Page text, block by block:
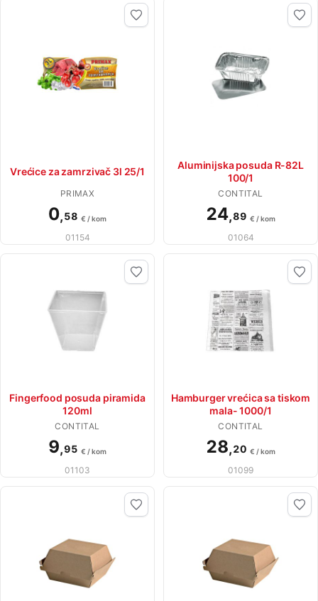
Vrećice za zamrzivač 3l 25/1
PRIMAX
0,58 € / kom
01154
Aluminijska posuda R-82L
100/1
CONTITAL
24,89 € / kom
01064
Fingerfood posuda piramida
120ml
CONTITAL
9,95 € / kom
01103
Hamburger vrećica sa tiskom
mala- 1000/1
CONTITAL
28,20 € / kom
01099